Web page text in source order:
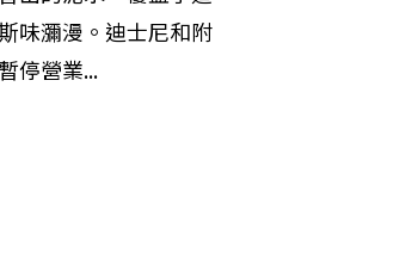
味瀰漫。迪士尼和附
停營業...